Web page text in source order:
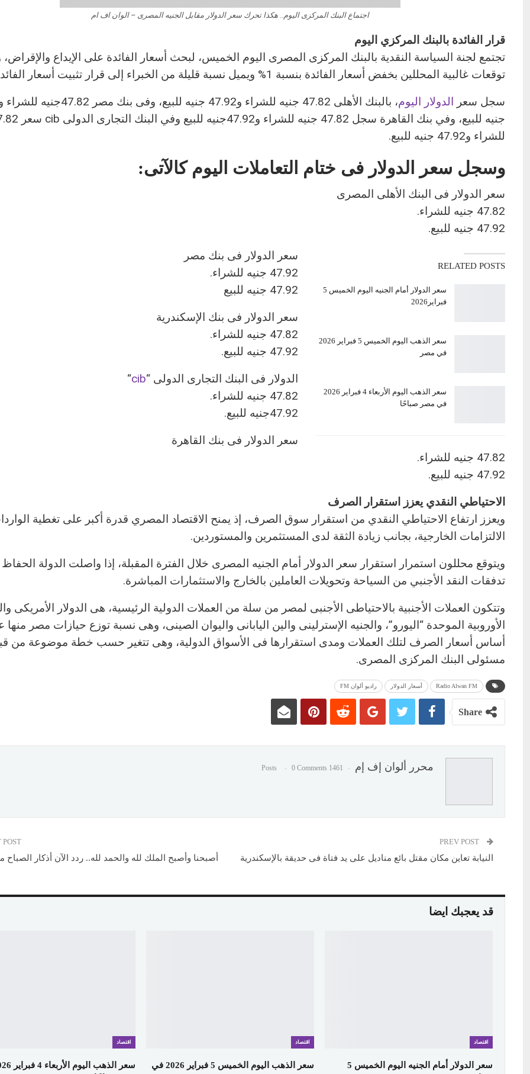
اجتماع البنك المركزى اليوم.. هكذا تحرك سعر الدولار مقابل الجنيه المصرى – الوان اف ام
قرار الفائدة بالبنك المركزي اليوم
تجتمع لجنة السياسة النقدية بالبنك المركزى المصرى اليوم الخميس، لبحث أسعار الفائدة على الإيداع
توقعات غالبية المحللين بخفض أسعار الفائدة بنسبة 1% ويميل نسبة قليلة من الخبراء إلى قرار تثبيت أسعار الفائدة.
سجل سعر الدولار اليوم
للشراء و47.92 جنيه للبيع.
وسجل سعر الدولار فى ختام التعاملات اليوم كالآتى:
سعر الدولار فى البنك الأهلى المصرى
47.82 جنيه للشراء.
47.92 جنيه للبيع.
RELATED POSTS
سعر الدولار أمام الجنيه اليوم الخميس 5
فبراير2026
سعر الذهب اليوم الخميس 5 فبراير 2026
في مصر
سعر الذهب اليوم الأربعاء 4 فبراير 2026
في مصر صباحًا
سعر الدولار فى بنك مصر
47.92 جنيه للشراء.
47.92 جنيه للبيع
سعر الدولار فى بنك الإسكندرية
47.82 جنيه للشراء.
47.92 جنيه للبيع.
الدولار فى البنك التجارى الدولى “cib
“
47.82 جنيه للشراء.
47.92جنيه للبيع.
سعر الدولار فى بنك القاهرة
47.82 جنيه للشراء.
47.92 جنيه للبيع.
الاحتياطي النقدي يعزز استقرار الصرف
ويعزز ارتفاع الاحتياطي النقدي من استقرار سوق الصرف، إذ يمنح الاقتصاد المصري قدرة أكبر على تغطية
الالتزامات الخارجية، بجانب زيادة الثقة لدى المستثمرين والمستوردين.
ويتوقع محللون استمرار استقرار سعر الدولار أمام الجنيه المصرى خلال الفترة المقبلة، إذا واصلت الدولة
تدفقات النقد الأجنبي من السياحة وتحويلات العاملين بالخارج والاستثمارات المباشرة.
وتتكون العملات الأجنبية بالاحتياطى الأجنبى لمصر من سلة من العملات الدولية الرئيسية، هى الدولار الأمريكى
الأوروبية الموحدة “اليورو”، والجنيه الإسترلينى والين اليابانى واليوان الصينى، وهى نسبة توزع حيازات مصر منها
أساس أسعار الصرف لتلك العملات ومدى استقرارها فى الأسواق الدولية، وهى تتغير حسب خطة موضوعة من
مسئولى البنك المركزى المصرى.
Radio Alwan FM أسعار الدولار راديو ألوان FM
Share
محرر ألوان إف إم 1461 Posts
0 Comments
النيابة تعاين مكان مقتل بائع مناديل على يد فتاة فى حديقة بالإسكندرية
POST
أصبحنا وأصبح الملك لله والحمد لله.. ردد الآن أذكار الصباح
قد يعجبك ايضا
اقتصاد
سعر الدولار أمام الجنيه اليوم الخميس 5
اقتصاد
سعر الذهب اليوم الخميس 5 فبراير 2026 في
اقتصاد